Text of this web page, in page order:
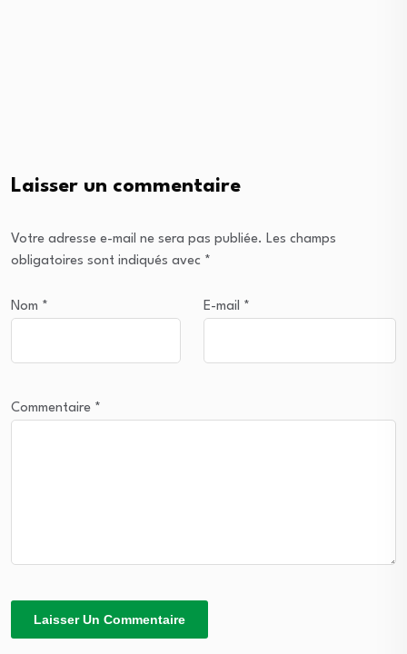
Laisser un commentaire
Votre adresse e-mail ne sera pas publiée. Les champs
obligatoires sont indiqués avec *
Nom * E-mail *
Commentaire *